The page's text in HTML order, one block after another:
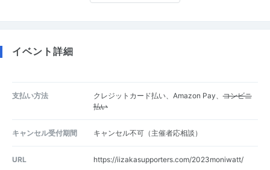
イベント詳細
支払い方法 クレジットカード払い、Amazon Pay、コンビニ
払い
キャンセル受付期間 キャンセル不可（主催者応相談）
URL https://iizakasupporters.com/2023moniwatt/